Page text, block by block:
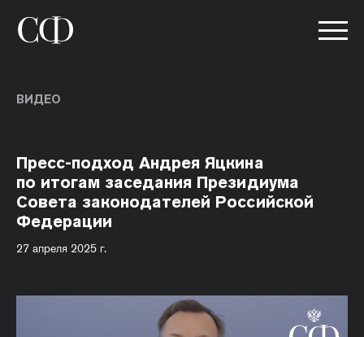
ВИДЕО
Пресс-подход Андрея Яцкина
по итогам заседания Президиума
Совета законодателей Российской
Федерации
27 апреля 2025 г.